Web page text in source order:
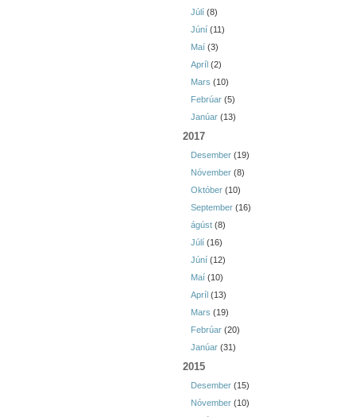
Júlí (8)
Júní (11)
Maí (3)
Apríl (2)
Mars (10)
Febrúar (5)
Janúar (13)
2017
Desember (19)
Nóvember (8)
Október (10)
September (16)
ágúst (8)
Júlí (16)
Júní (12)
Maí (10)
Apríl (13)
Mars (19)
Febrúar (20)
Janúar (31)
2015
Desember (15)
Nóvember (10)